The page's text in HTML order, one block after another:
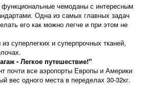
функциональные чемоданы с интересным
Одна из самых главных задач
его как можно легче и при этом не
суперлегких и суперпрочных тканей,
- Легкое путешествие!"
почти все аэропорты Европы и Америки
вес одного места в переделах 30-32кг.